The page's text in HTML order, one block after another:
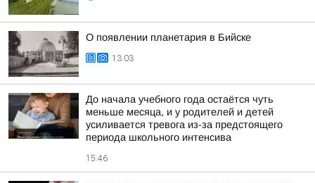
О появлении планетария в Бийске
13:03
До начала учебного года остаётся чуть
меньше месяца, и у родителей и детей
усиливается тревога из-за предстоящего
периода школьного интенсива
15:46